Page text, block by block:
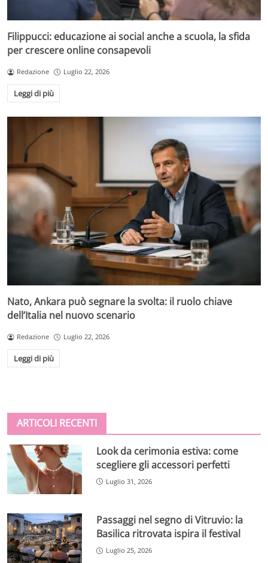
Filippucci: educazione ai social anche a scuola, la sfida
per crescere online consapevoli
Redazione Luglio 22, 2026
Leggi di più
Nato, Ankara può segnare la svolta: il ruolo chiave
dell’Italia nel nuovo scenario
Redazione Luglio 22, 2026
Leggi di più
ARTICOLI RECENTI
Look da cerimonia estiva: come
scegliere gli accessori perfetti
Luglio 31, 2026
Passaggi nel segno di Vitruvio: la
Basilica ritrovata ispira il festival
Luglio 25, 2026